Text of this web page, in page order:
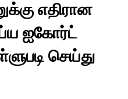
எதிரான
ஐகோர்ட்
செய்து